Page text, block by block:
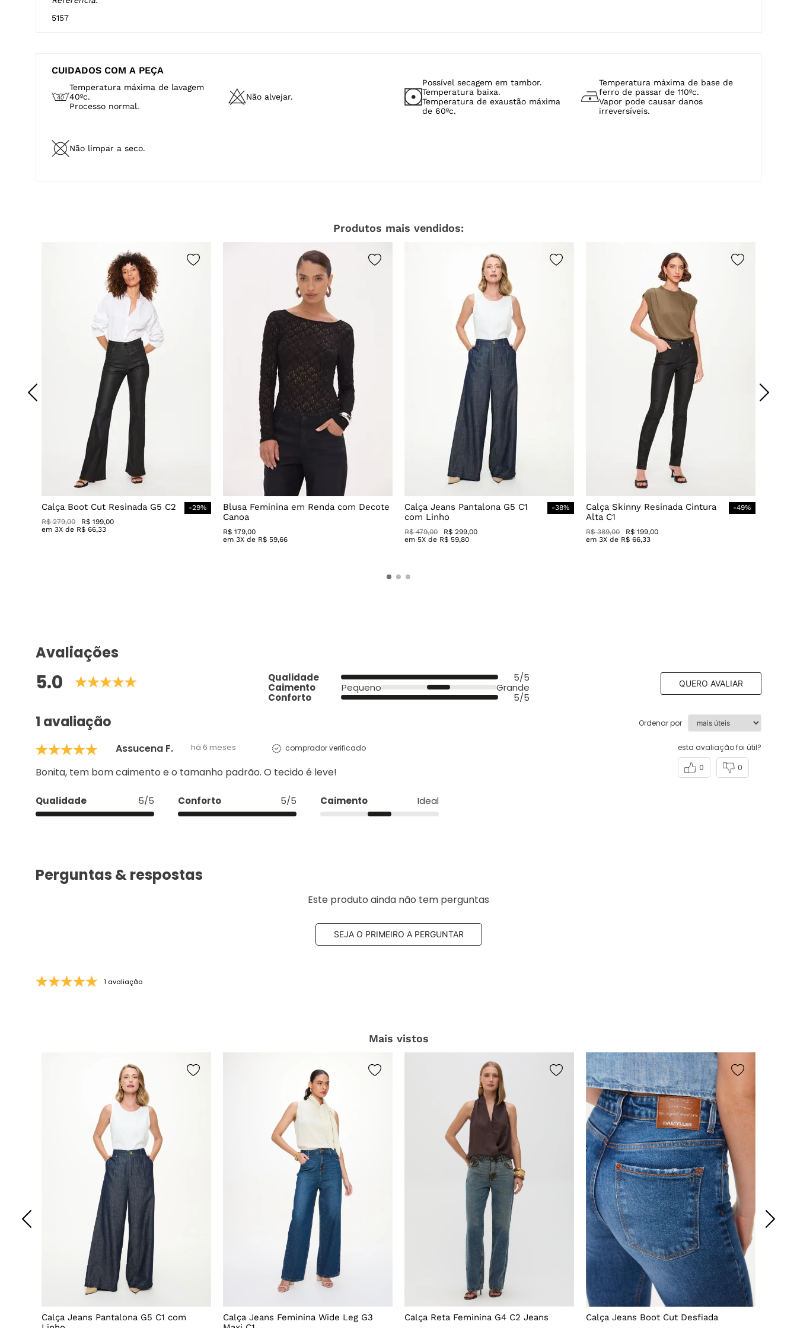
5157
CUIDADOS COM A PEÇA
Temperatura máxima de lavagem
40ºc.
Processo normal.
Não alvejar.
Possível secagem em tambor.
Temperatura baixa.
Temperatura de exaustão máxima
de 60ºc.
Temperatura máxima de base de
ferro de passar de 110ºc.
Vapor pode causar danos
irreversíveis.
Não limpar a seco.
Produtos mais vendidos:
Calça Boot Cut Resinada G5 C2 -29%
R$ 279,00 R$ 199,00
em3X de R$ 66,33
Blusa Feminina em Renda com Decote
Canoa
R$ 179,00
em3X de R$ 59,66
Calça Jeans Pantalona G5 C1
com Linho
-38%
R$ 479,00 R$ 299,00
em 5X de R$ 59,80
Calça Skinny Resinada Cintura
Alta C1
-49%
R$ 389,00 R$ 199,00
em3X de R$ 66,33
Avaliações
5.0 Qualidade
5/5
Caimento
Pequeno
Grande
Conforto
5/5
QUERO AVALIAR
1 avaliação Ordenar por
Assucena F. há 6 meses comprador verificado
Bonita, tem bom caimento e o tamanho padrão. O tecido é leve!
Qualidade 5/5 Conforto 5/5 Caimento Ideal
esta avaliação foi útil?
0
0
Perguntas & respostas
Este produto ainda não tem perguntas
SEJA O PRIMEIRO A PERGUNTAR
1 avaliação
Mais vistos
Calça Jeans Pantalona G5 C1 com
Calça Jeans Feminina Wide Leg G3
Calça Reta Feminina G4 C2 Jeans Calça Jeans Boot Cut Desfiada